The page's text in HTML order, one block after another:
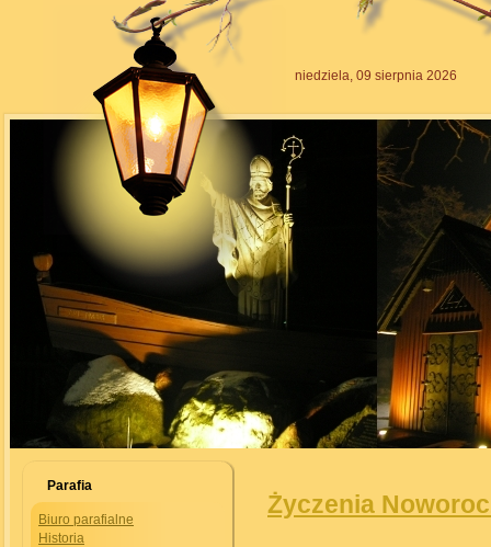
niedziela, 09 sierpnia 2026
Parafia
Biuro parafialne
Historia
Życzenia